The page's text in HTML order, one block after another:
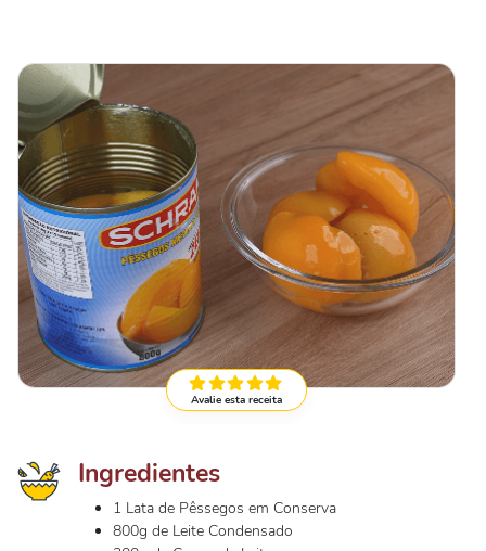
Avalie esta receita
Ingredientes
1 Lata de Pêssegos em Conserva
800g de Leite Condensado